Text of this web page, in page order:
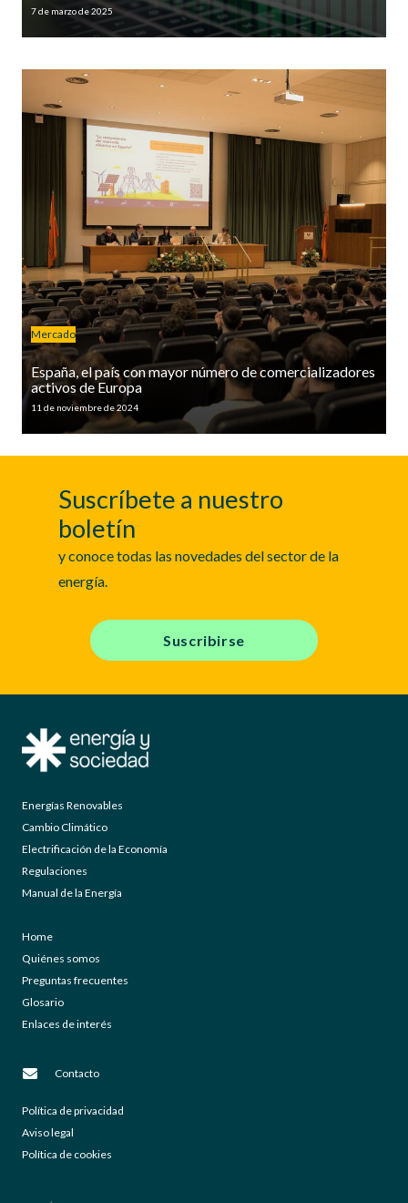
7 de marzo de 2025
Mercado
España, el país con mayor número de comercializadores
activos de Europa
11 de noviembre de 2024
Suscríbete a nuestro
boletín
y conoce todas las novedades del sector de la
energía.
Suscribirse
Energías Renovables
Cambio Climático
Electrificación de la Economía
Regulaciones
Manual de la Energía
Home
Quiénes somos
Preguntas frecuentes
Glosario
Enlaces de interés
Contacto
Política de privacidad
Aviso legal
Política de cookies